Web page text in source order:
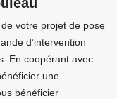
votre projet de pose
d’intervention
En coopérant avec
une
bénéficier